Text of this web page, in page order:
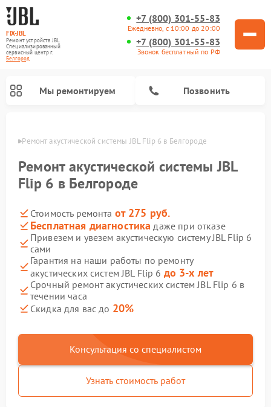
FIX-JBL
Ремонт устройств JBL
Специализированный
cервисный центр г.
Белгород
+7 (800) 301-55-83
Ежедневно, с 10:00 до 20:00
+7 (800) 301-55-83
Звонок бесплатный по РФ
Мы ремонтируем Позвонить
Ремонт акустической системы JBL Flip 6 в Белгороде
Ремонт акустической системы JBL
Flip 6 в Белгороде
Стоимость ремонта от 275 руб.
Бесплатная диагностика даже при отказе
Привезем и увезем акустическую систему JBL Flip 6
сами
Гарантия на наши работы по ремонту
акустических систем JBL Flip 6 до 3-х лет
Срочный ремонт акустических систем JBL Flip 6 в
течении часа
Скидка для вас до 20%
Консультация со специалистом
Узнать стоимость работ